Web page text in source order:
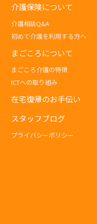
介護保険について
介護相談Q&A
初めて介護を利用する方へ
まごころについて
まごころ介護の特徴
ICTへの取り組み
在宅復帰のお手伝い
スタッフブログ
プライバシーポリシー